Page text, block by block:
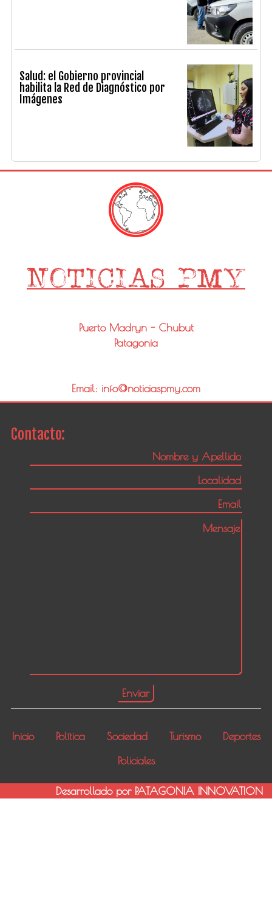
Salud: el Gobierno provincial
habilita la Red de Diagnóstico por
Imágenes
Puerto Madryn - Chubut
Patagonia
Email: info@noticiaspmy.com
Contacto:
Inicio Política Sociedad Turismo
Deportes
Policiales
Desarrollado por PATAGONIA INNOVATION